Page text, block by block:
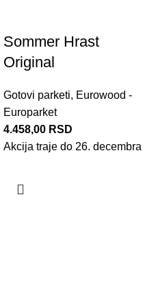
Sommer Hrast
Original
Gotovi parketi, Eurowood -
Europarket
4.458,00 RSD
Akcija traje do 26. decembra